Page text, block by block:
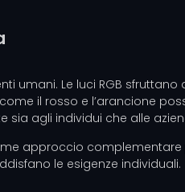
umani. Le luci RGB
il rosso e l’arancione
agli individui che alle
approccio
le esigenze individuali.